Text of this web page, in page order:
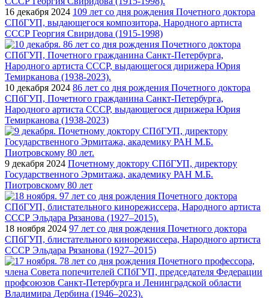
16 декабря 2024 109 лет со дня рождения Почетного доктора
СПбГУП, выдающегося композитора, Народного артиста
СССР Георгия Свиридова (1915‑1998)
10 декабря 2024 86 лет со дня рождения Почетного доктора
СПбГУП, Почетного гражданина Санкт-Петербурга,
Народного артиста СССР, выдающегося дирижера Юрия
Темирканова (1938-2023)
9 декабря 2024 Почетному доктору СПбГУП, директору
Государственного Эрмитажа, академику РАН М.Б.
Пиотровскому 80 лет
18 ноября 2024 97 лет со дня рождения Почетного доктора
СПбГУП, блистательного кинорежиссера, Народного артиста
СССР Эльдара Рязанова (1927–2015)